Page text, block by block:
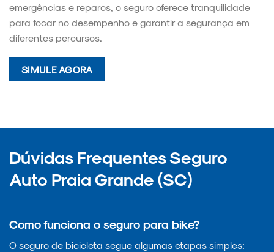
emergências e reparos, o seguro oferece tranquilidade
para focar no desempenho e garantir a segurança em
diferentes percursos.
SIMULE AGORA
Dúvidas Frequentes Seguro
Auto Praia Grande (SC)
Como funciona o seguro para bike?
O seguro de bicicleta segue algumas etapas simples: